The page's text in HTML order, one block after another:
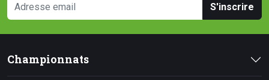
S'inscrire
Championnats